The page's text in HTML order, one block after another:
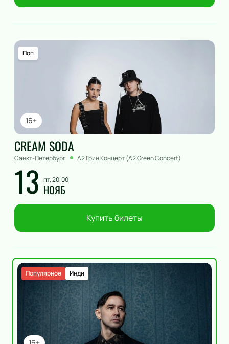
16+
Поп
CREAM SODA
Санкт-Петербург А2 Грин Концерт (A2 Green Concert)
13 пт, 20:00
НОЯБ
Купить билеты
Инди
Популярное